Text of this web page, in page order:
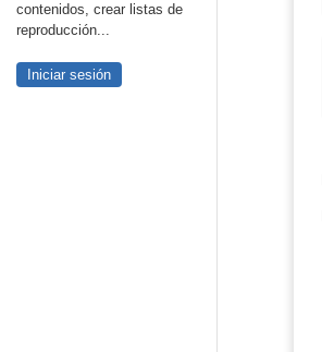
contenidos, crear listas de
reproducción...
Iniciar sesión